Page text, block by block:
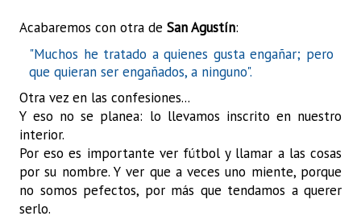
Acabaremos con otra de San Agustín:
"Muchos he tratado a quienes gusta engañar; pero
que quieran ser engañados, a ninguno".
Otra vez en las confesiones...
Y eso no se planea: lo llevamos inscrito en nuestro
interior.
Por eso es importante ver fútbol y llamar a las cosas
por su nombre. Y ver que a veces uno miente, porque
no somos pefectos, por más que tendamos a querer
serlo.